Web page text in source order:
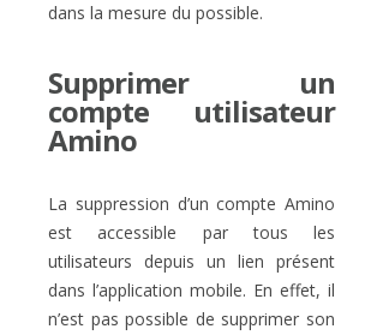
dans la mesure du possible.
Supprimer un
compte utilisateur
Amino
La suppression d’un compte Amino
est accessible par tous les
utilisateurs depuis un lien présent
dans l’application mobile. En effet, il
n’est pas possible de supprimer son